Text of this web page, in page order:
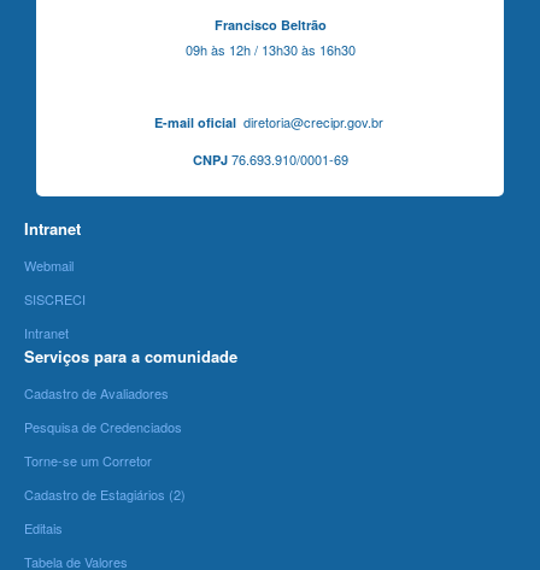
Francisco Beltrão
09h às 12h / 13h30 às 16h30
E-mail oficialdiretoria@crecipr.gov.br
CNPJ76.693.910/0001-69
Intranet
Webmail
SISCRECI
Intranet
Serviços para a comunidade
Cadastro de Avaliadores
Pesquisa de Credenciados
Torne-se um Corretor
Cadastro de Estagiários (2)
Editais
Tabela de Valores